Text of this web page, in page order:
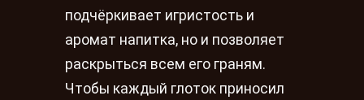
подчёркивает игристость и
аромат напитка, но и позволяет
раскрыться всем его граням.
Чтобы каждый глоток приносил